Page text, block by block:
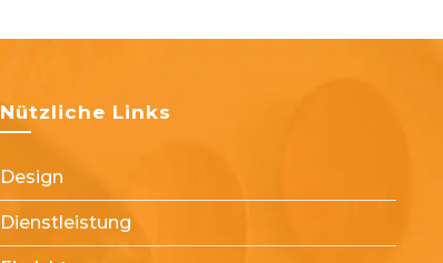
Nützliche Links
Design
Dienstleistung